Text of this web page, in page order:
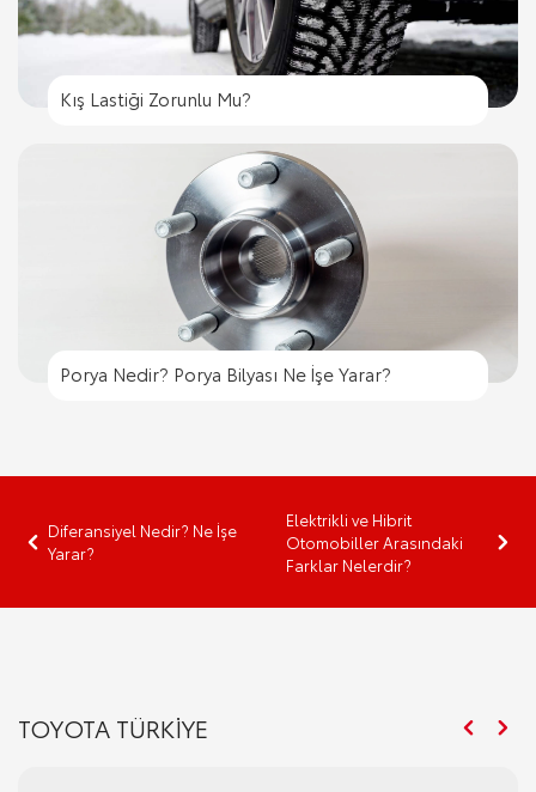
Kış Lastiği Zorunlu Mu?
Porya Nedir? Porya Bilyası Ne İşe Yarar?
Diferansiyel Nedir? Ne İşe
Yarar?
Elektrikli ve Hibrit
Otomobiller Arasındaki
Farklar Nelerdir?
TOYOTA TÜRKİYE